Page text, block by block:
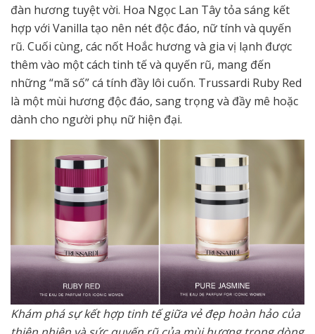
đàn hương tuyệt vời. Hoa Ngọc Lan Tây tỏa sáng kết
hợp với Vanilla tạo nên nét độc đáo, nữ tính và quyến
rũ. Cuối cùng, các nốt Hoắc hương và gia vị lạnh được
thêm vào một cách tinh tế và quyến rũ, mang đến
những “mã số” cá tính đầy lôi cuốn. Trussardi Ruby Red
là một mùi hương độc đáo, sang trọng và đầy mê hoặc
dành cho người phụ nữ hiện đại.
Khám phá sự kết hợp tinh tế giữa vẻ đẹp hoàn hảo của